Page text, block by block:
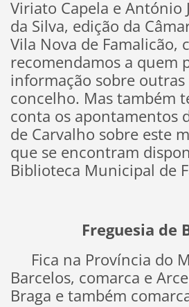
Viriato Capela e António
da Silva, edição da
Vila Nova de Famalicão,
recomendamos a quem
informação sobre outras
concelho. Mas também
conta os apontamentos
de Carvalho sobre este
que se encontram
Biblioteca Municipal de
Freguesia de
Fica na Província do
Barcelos, comarca e
Braga e também